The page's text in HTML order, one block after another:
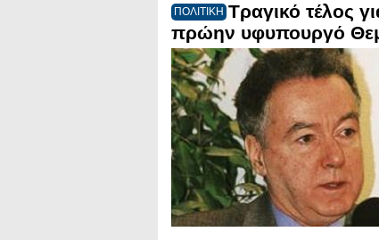
ΠΟΛΙΤΙΚΗ Τραγικό τέλος
πρώην υφυπουργό